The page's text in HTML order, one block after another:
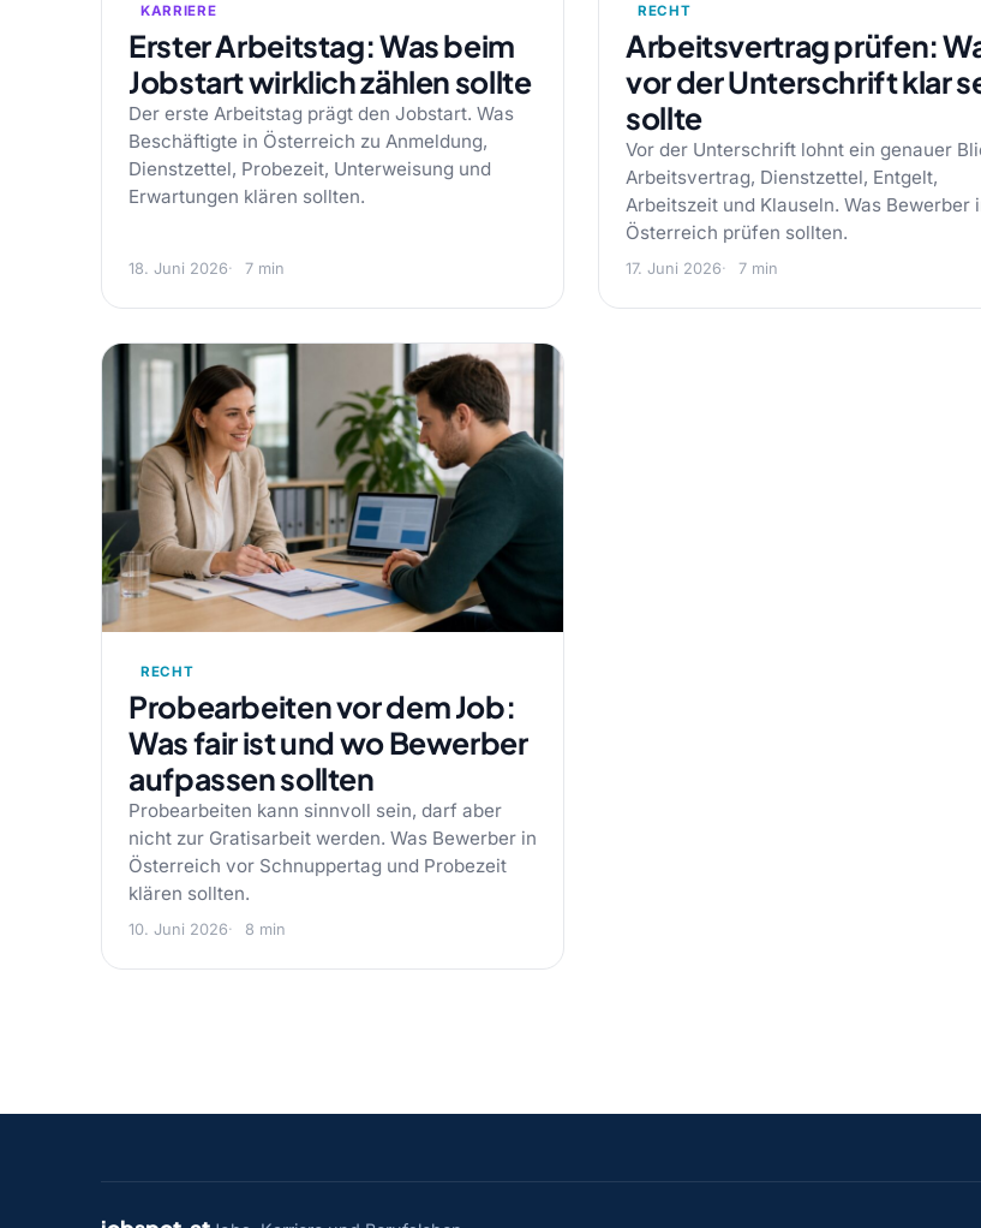
KARRIERE
Erster Arbeitstag: Was beim
Jobstart wirklich zählen sollte
Der erste Arbeitstag prägt den Jobstart. Was
Beschäftigte in Österreich zu Anmeldung,
Dienstzettel, Probezeit, Unterweisung und
Erwartungen klären sollten.
18. Juni 2026 7 min
RECHT
Arbeitsvertrag prüfen:
vor der Unterschrift klar
sollte
Vor der Unterschrift lohnt ein genauer
Arbeitsvertrag, Dienstzettel, Entgelt,
Arbeitszeit und Klauseln. Was Bewerber
Österreich prüfen sollten.
17. Juni 2026 7 min
RECHT
Probearbeiten vor dem Job:
Was fair ist und wo Bewerber
aufpassen sollten
Probearbeiten kann sinnvoll sein, darf aber
nicht zur Gratisarbeit werden. Was Bewerber in
Österreich vor Schnuppertag und Probezeit
klären sollten.
10. Juni 2026 8 min